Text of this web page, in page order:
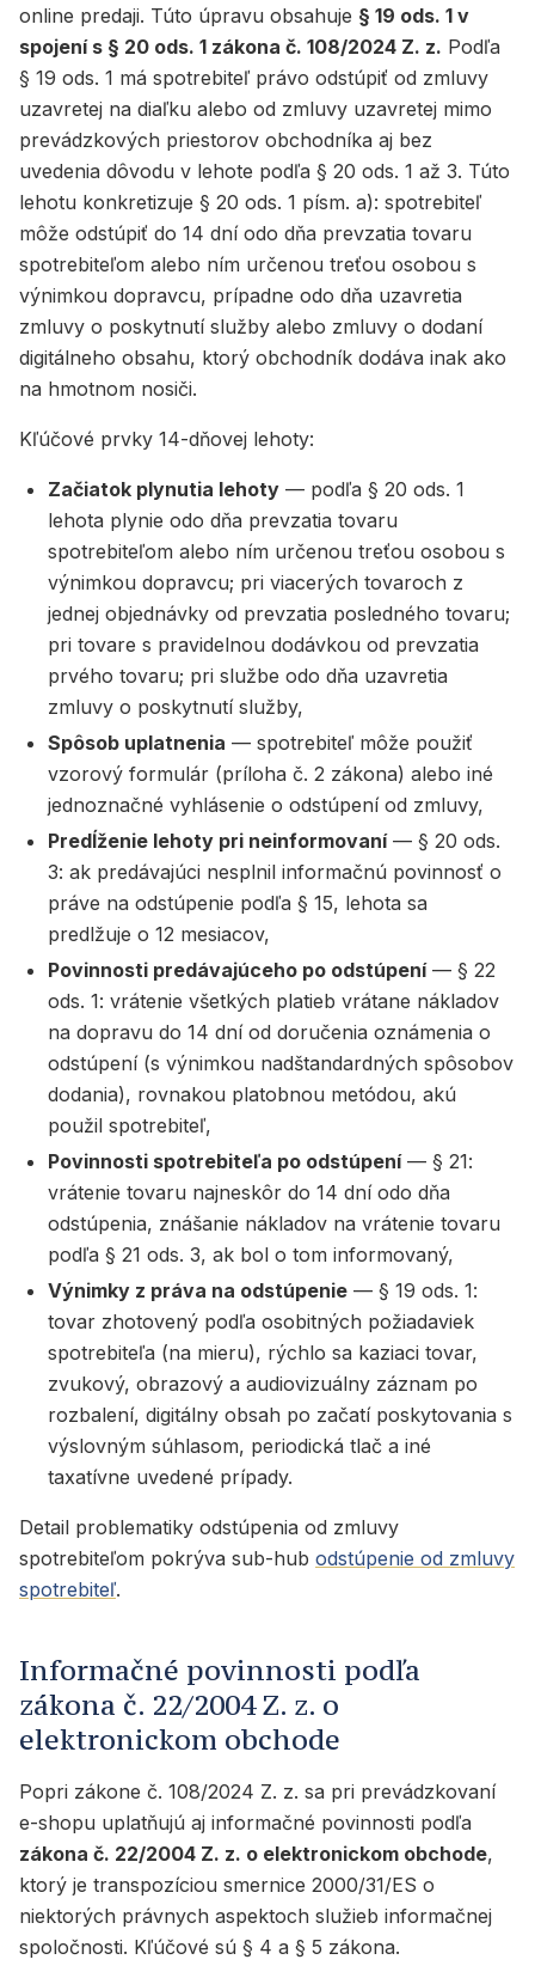
online predaji. Túto úpravu obsahuje § 19 ods. 1 v
spojení s § 20 ods. 1 zákona č. 108/2024 Z. z. Podľa
§ 19 ods. 1 má spotrebiteľ právo odstúpiť od zmluvy
uzavretej na diaľku alebo od zmluvy uzavretej mimo
prevádzkových priestorov obchodníka aj bez
uvedenia dôvodu v lehote podľa § 20 ods. 1 až 3. Túto
lehotu konkretizuje § 20 ods. 1 písm. a): spotrebiteľ
môže odstúpiť do 14 dní odo dňa prevzatia tovaru
spotrebiteľom alebo ním určenou treťou osobou s
výnimkou dopravcu, prípadne odo dňa uzavretia
zmluvy o poskytnutí služby alebo zmluvy o dodaní
digitálneho obsahu, ktorý obchodník dodáva inak ako
na hmotnom nosiči.
Kľúčové prvky 14-dňovej lehoty:
Začiatok plynutia lehoty — podľa § 20 ods. 1
lehota plynie odo dňa prevzatia tovaru
spotrebiteľom alebo ním určenou treťou osobou s
výnimkou dopravcu; pri viacerých tovaroch z
jednej objednávky od prevzatia posledného tovaru;
pri tovare s pravidelnou dodávkou od prevzatia
prvého tovaru; pri službe odo dňa uzavretia
zmluvy o poskytnutí služby,
Spôsob uplatnenia — spotrebiteľ môže použiť
vzorový formulár (príloha č. 2 zákona) alebo iné
jednoznačné vyhlásenie o odstúpení od zmluvy,
Predĺženie lehoty pri neinformovaní— § 20 ods.
3: ak predávajúci nesplnil informačnú povinnosť o
práve na odstúpenie podľa § 15, lehota sa
predlžuje o 12 mesiacov,
Povinnosti predávajúceho po odstúpení— § 22
ods. 1: vrátenie všetkých platieb vrátane nákladov
na dopravu do 14 dní od doručenia oznámenia o
odstúpení (s výnimkou nadštandardných spôsobov
dodania), rovnakou platobnou metódou, akú
použil spotrebiteľ,
Povinnosti spotrebiteľa po odstúpení— § 21:
vrátenie tovaru najneskôr do 14 dní odo dňa
odstúpenia, znášanie nákladov na vrátenie tovaru
podľa § 21 ods. 3, ak bol o tom informovaný,
Výnimky z práva na odstúpenie — § 19 ods. 1:
tovar zhotovený podľa osobitných požiadaviek
spotrebiteľa (na mieru), rýchlo sa kaziaci tovar,
zvukový, obrazový a audiovizuálny záznam po
rozbalení, digitálny obsah po začatí poskytovania s
výslovným súhlasom, periodická tlač a iné
taxatívne uvedené prípady.
Detail problematiky odstúpenia od zmluvy
spotrebiteľom pokrýva sub-hub odstúpenie od zmluvy
spotrebiteľ.
Informačné povinnosti podľa
zákona č. 22/2004 Z. z. o
elektronickom obchode
Popri zákone č. 108/2024 Z. z. sa pri prevádzkovaní
e-shopu uplatňujú aj informačné povinnosti podľa
zákona č. 22/2004 Z. z. o elektronickom obchode,
ktorý je transpozíciou smernice 2000/31/ES o
niektorých právnych aspektoch služieb informačnej
spoločnosti. Kľúčové sú § 4 a § 5 zákona.